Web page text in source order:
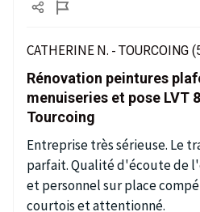
CATHERINE N. - TOURCOING
Rénovation peintures
menuiseries et pose LVT
Tourcoing
Entreprise très sérieuse. Le
parfait. Qualité d'écoute de
et personnel sur place
courtois et attentionné.